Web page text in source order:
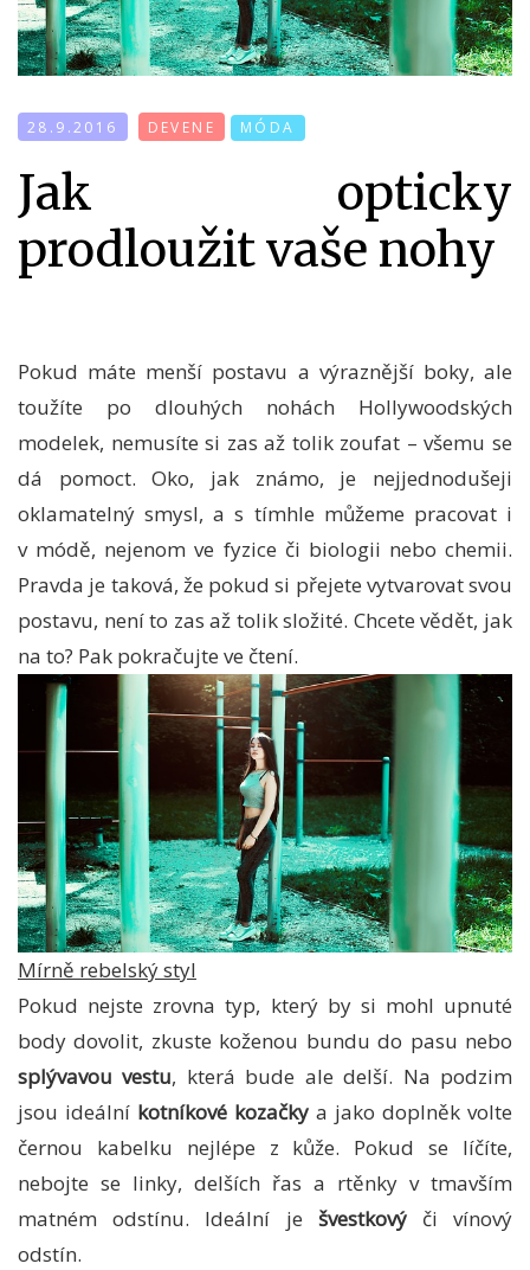
28.9.2016 DEVENE MÓDA
Jak opticky
prodloužit vaše nohy
Pokud máte menší postavu a výraznější boky, ale
toužíte po dlouhých nohách Hollywoodských
modelek, nemusíte si zas až tolik zoufat – všemu se
dá pomoct. Oko, jak známo, je nejjednodušeji
oklamatelný smysl, a s tímhle můžeme pracovat i
v módě, nejenom ve fyzice či biologii nebo chemii.
Pravda je taková, že pokud si přejete vytvarovat svou
postavu, není to zas až tolik složité. Chcete vědět, jak
na to? Pak pokračujte ve čtení.
Mírně rebelský styl
Pokud nejste zrovna typ, který by si mohl upnuté
body dovolit, zkuste koženou bundu do pasu nebo
splývavou vestu, která bude ale delší. Na podzim
jsou ideální kotníkové kozačky a jako doplněk volte
černou kabelku nejlépe z kůže. Pokud se líčíte,
nebojte se linky, delších řas a rtěnky v tmavším
matném odstínu. Ideální je švestkovýči vínový
odstín.